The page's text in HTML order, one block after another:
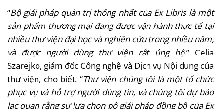
“Bộ giải pháp quản trị thống nhất của Ex Libris là một
sản phẩm thương mại đang được vận hành thực tế tại
nhiều thư viện đại học và nghiên cứu trong nhiều năm,
và được người dùng thư viện rất ủng hộ.” Celia
Szarejko, giám đốc Công nghệ và Dịch vụ Nội dung của
thư viện, cho biết. “Thư viện chúng tôi là một tổ chức
phục vụ và hỗ trợ người dùng tin, và chúng tôi dự báo
lạc quan rằng sự lựa chọn bộ giải pháp đồng bộ của Ex